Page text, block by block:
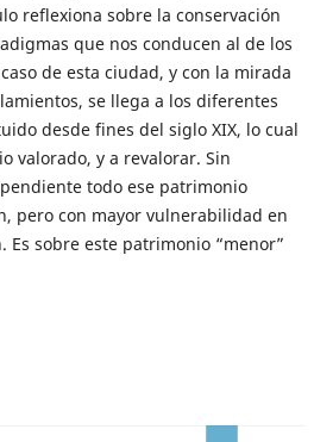
reflexiona sobre la conservación
que nos conducen al de los
de esta ciudad, y con la mirada
se llega a los diferentes
desde fines del siglo XIX, lo cual
valorado, y a revalorar. Sin
todo ese patrimonio
pero con mayor vulnerabilidad en
sobre este patrimonio “menor”